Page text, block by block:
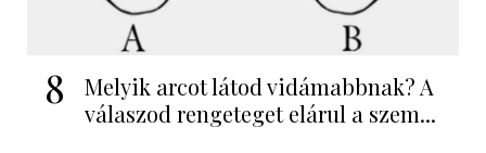
8
Melyik arcot látod vidámabbnak? A
válaszod rengeteget elárul a szem...